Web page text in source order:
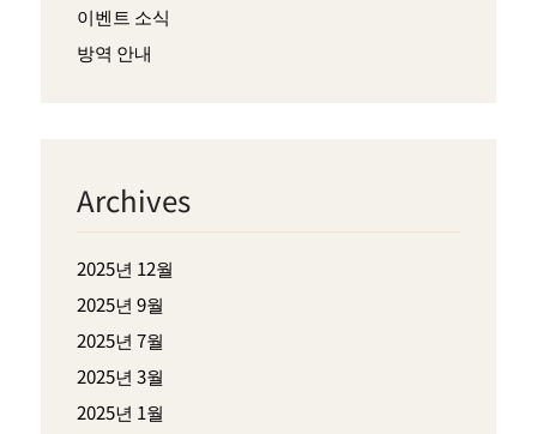
이벤트 소식
방역 안내
Archives
2025년 12월
2025년 9월
2025년 7월
2025년 3월
2025년 1월